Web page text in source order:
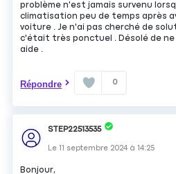
problème n'est jamais survenu
climatisation peu de temps après
voiture . Je n'ai pas cherché de
c'était très ponctuel . Désolé de ne
aide .
Répondre 0
STEP22513535
Le11 septembre 2024 à14:25
Bonjour,